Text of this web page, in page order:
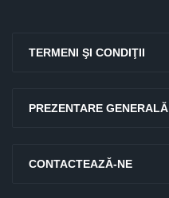
TERMENI ŞI CONDIŢII
PREZENTARE GENERALĂ
CONTACTEAZĂ-NE